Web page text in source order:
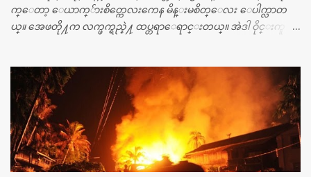
တစ္ခါစမ္းရင္ က်ပ္တစ္ေသာင္းေလာက္ က်သင့္ပါတယ္။ စာေရးသူ လြ
န္ခဲ့တဲ့ (၂)...
က္ေတာ့ ေယာက္်ားစိတ္ကေလးကေန မိန္းမစိတ္ေလး ေပါက္လာတ
ယ္။ အေဖတို႔က လက္ဖက္ရည္နဲ႔ ထပ္တရာေရာင္းတယ္။ အဲဒါ ဝိုင္းကူ
တယ္။ ပန္းပန္တယ္။ မိန္းကေလး အဝတ္အစားေတြကိုလည္း ခုိးဝတ္တ
ယ္။ မိန္းမစိတ္ရွိေတာ့ ရွိေပမယ့္ ကိုယ့္ကိုယ္ကို မိန္းမစိတ္ေပါက္မွန္း
သိတာက ၉ တန္း၊ ၁၀ တန္းေလာက္ကမွ။ ညီအစ္ကို ေမာင္နွမ အားလံုး ၆
ေယာက္ရွိတယ္။ အစ္ကို ၃ ေယာက္၊ အစ္မ ႏွစ္ေယာက္။ အစ္ကိုေတြက
လည္း သူ႔ အေပါင္းအသင္းနဲ႔ သူဆိုေတာ့ အမေတြနဲ႔ဘဲ ေပါ
င္းတယ္။ ျပီးေတာ့ အေဖကလည္း ေယာက္်ားဆုိ ေယာ